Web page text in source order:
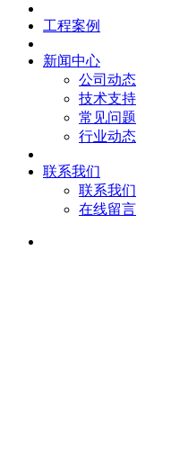
工程案例
新闻中心
公司动态
技术支持
常见问题
行业动态
联系我们
联系我们
在线留言